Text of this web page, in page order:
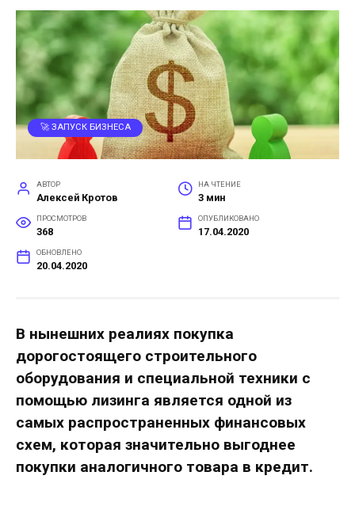
🚀 ЗАПУСК БИЗНЕСА
АВТОР
Алексей Кротов
НА ЧТЕНИЕ
3 мин
ПРОСМОТРОВ
368
ОПУБЛИКОВАНО
17.04.2020
ОБНОВЛЕНО
20.04.2020
В нынешних реалиях покупка
дорогостоящего строительного
оборудования и специальной техники с
помощью лизинга является одной из
самых распространенных финансовых
схем, которая значительно выгоднее
покупки аналогичного товара в кредит.